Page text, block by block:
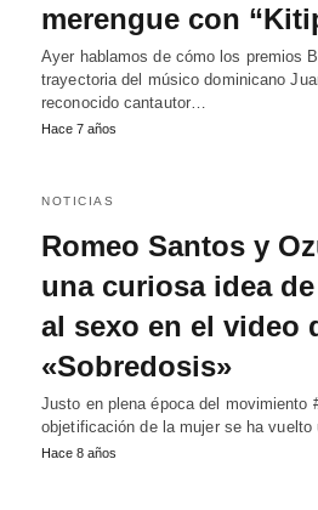
merengue con
Ayer hablamos de cómo los premios
trayectoria del músico dominicano
reconocido cantautor…
Hace 7 años
NOTICIAS
Romeo Santos y
una curiosa idea
al sexo en el video
«Sobredosis»
Justo en plena época del movimiento
objetificación de la mujer se ha
Hace 8 años